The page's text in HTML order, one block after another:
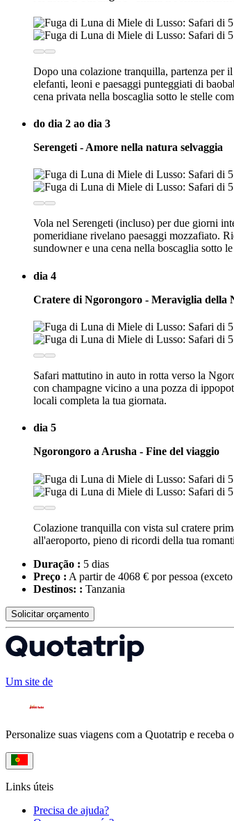
Dopo una colazione tranquilla, partenza per
elefanti, leoni e paesaggi punteggiati di
cena privata nella boscaglia sotto le stelle
do dia 2 ao dia 3
Serengeti - Amore nella natura selvaggia
Vola nel Serengeti (incluso) per due giorni
pomeridiane rivelano paesaggi mozzafiato.
sundowner e una cena nella boscaglia sotto
dia 4
Cratere di Ngorongoro - Meraviglia della
Safari mattutino in auto in rotta verso la
con champagne vicino a una pozza di
locali completa la tua giornata.
dia 5
Ngorongoro a Arusha - Fine del viaggio
Colazione tranquilla con vista sul cratere
all'aeroporto, pieno di ricordi della tua
Duração : 5 dias
Preço : A partir de 4068 € por pessoa (exceto
Destinos: : Tanzania
Solicitar orçamento
Um site de
Personalize suas viagens com a Quotatrip e receba
Links úteis
Precisa de ajuda?